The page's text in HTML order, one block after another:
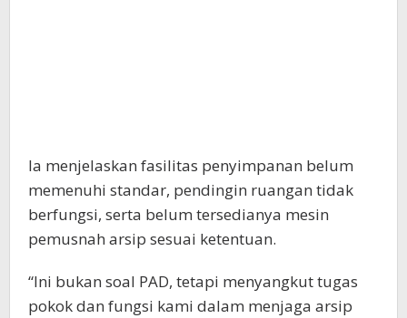
Ia menjelaskan fasilitas penyimpanan belum
memenuhi standar, pendingin ruangan tidak
berfungsi, serta belum tersedianya mesin
pemusnah arsip sesuai ketentuan.
“Ini bukan soal PAD, tetapi menyangkut tugas
pokok dan fungsi kami dalam menjaga arsip